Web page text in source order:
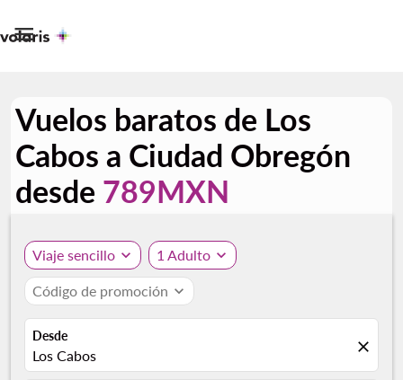

Vuelos baratos de Los
Cabos a Ciudad Obregón
desde 789MXN
Viaje sencillo expand_more 1 Adulto expand_more
Código de promoción expand_more
Desde
Los Cabos close